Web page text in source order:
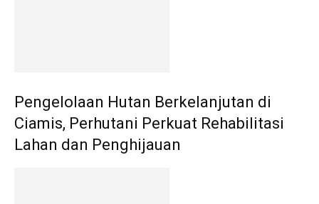
Pengelolaan Hutan Berkelanjutan di
Ciamis, Perhutani Perkuat Rehabilitasi
Lahan dan Penghijauan